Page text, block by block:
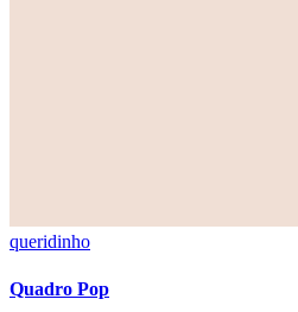
queridinho
Quadro Pop